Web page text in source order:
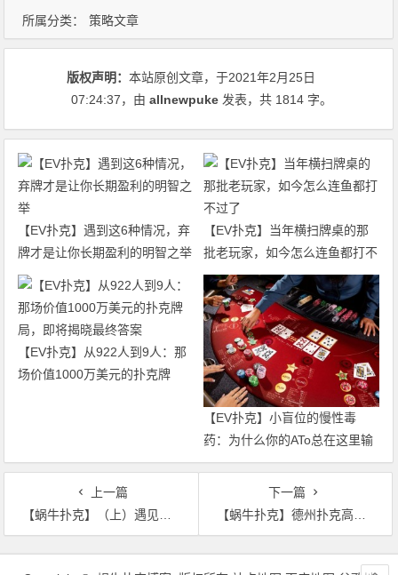
所属分类： 策略文章
版权声明：本站原创文章，于2021年2月25日
07:24:37，由allnewpuke 发表，共 1814 字。
【EV扑克】遇到这6种情况，弃
牌才是让你长期盈利的明智之举
【EV扑克】当年横扫牌桌的那
批老玩家，如今怎么连鱼都打不
过了
【EV扑克】从922人到9人：那
场价值1000万美元的扑克牌
【EV扑克】小盲位的慢性毒
药：为什么你的ATo总在这里输
钱？
上一篇
【蜗牛扑克】（上）遇见美女牌手Maria Ho:我的生活，我的扑克之路
下一篇
【蜗牛扑克】德州扑克高手常说的SPR到底是什么？有什么用？
文